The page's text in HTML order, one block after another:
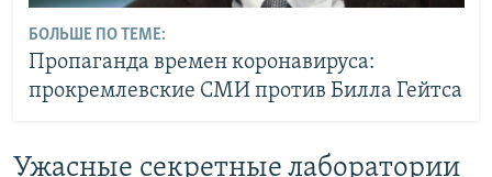
БОЛЬШЕ ПО ТЕМЕ:
Пропаганда времен коронавируса:
прокремлевские СМИ против Билла Гейтса
Ужасные секретные лаборатории